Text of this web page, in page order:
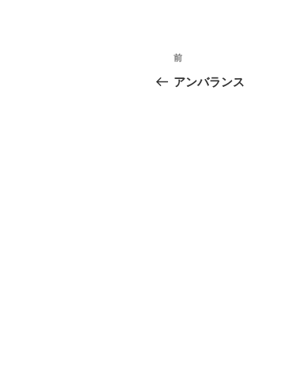
投
稿
過
去
前
アンバランス